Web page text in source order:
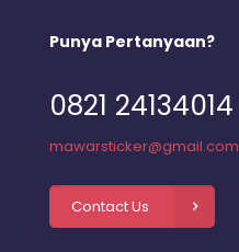
Punya Pertanyaan?
0821 24134014
mawarsticker@gmail.com
Contact Us